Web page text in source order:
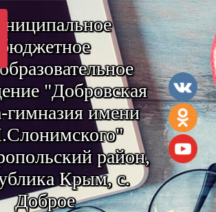
бюджетное
"Добровская
гимназия имени
район,
Крым, с.
Доброе